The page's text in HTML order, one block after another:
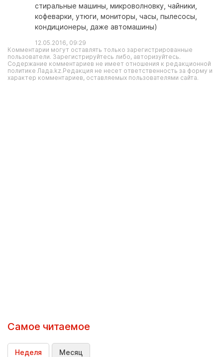
стиральные машины, микроволновку, чайники,
кофеварки, утюги, мониторы, часы, пылесосы,
кондиционеры, даже автомашины)
12.05.2016, 09:29
Комментарии могут оставлять только зарегистрированные
пользователи. Зарегистрируйтесь либо, авторизуйтесь.
Содержание комментариев не имеет отношения к редакционной
политике Лада.kz.Редакция не несет ответственность за форму и
характер комментариев, оставляемых пользователями сайта.
Самое читаемое
Неделя Месяц